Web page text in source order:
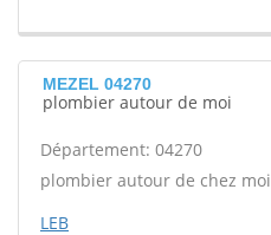
MEZEL 04270
plombier autour de moi
Département: 04270
plombier autour de chez moi
LEB